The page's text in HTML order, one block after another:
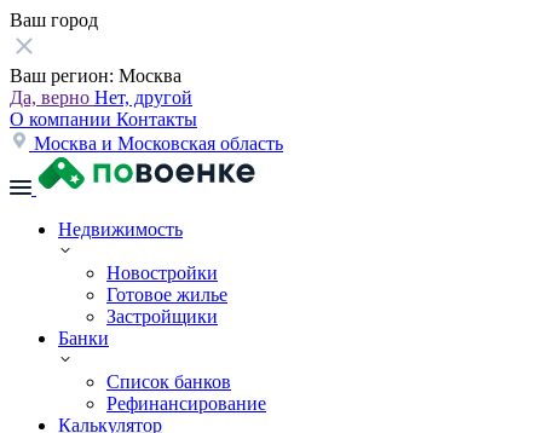
Ваш город
Ваш регион: Москва
Да, верно Нет, другой
О компании Контакты
Москва и Московская область
Недвижимость
Новостройки
Готовое жилье
Застройщики
Банки
Список банков
Рефинансирование
Калькулятор